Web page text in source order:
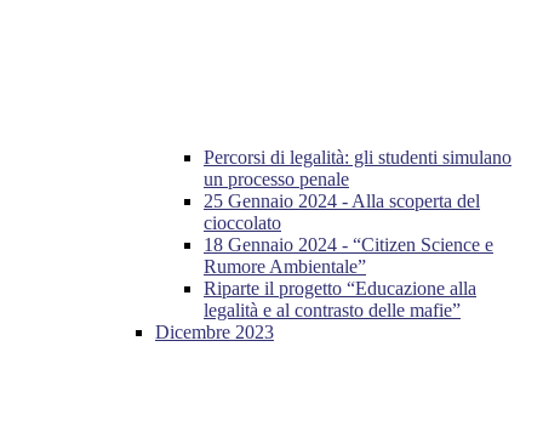
Percorsi di legalità: gli studenti simulano
un processo penale
25 Gennaio 2024 - Alla scoperta del
cioccolato
18 Gennaio 2024 - “Citizen Science e
Rumore Ambientale”
Riparte il progetto “Educazione alla
legalità e al contrasto delle mafie”
Dicembre 2023